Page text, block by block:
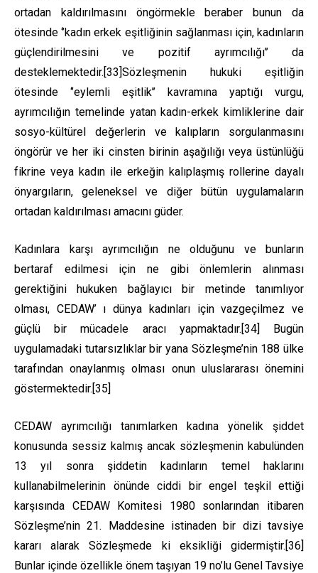
ortadan kaldırılmasını öngörmekle beraber bunun da
ötesinde ‘’kadın erkek eşitliğinin sağlanması için, kadınların
güçlendirilmesini ve pozitif ayrımcılığı’’ da
desteklemektedir.[33]Sözleşmenin hukuki eşitliğin
ötesinde ‘’eylemli eşitlik’’ kavramına yaptığı vurgu,
ayrımcılığın temelinde yatan kadın-erkek kimliklerine dair
sosyo-kültürel değerlerin ve kalıpların sorgulanmasını
öngörür ve her iki cinsten birinin aşağılığı veya üstünlüğü
fikrine veya kadın ile erkeğin kalıplaşmış rollerine dayalı
önyargıların, geleneksel ve diğer bütün uygulamaların
ortadan kaldırılması amacını güder.
Kadınlara karşı ayrımcılığın ne olduğunu ve bunların
bertaraf edilmesi için ne gibi önlemlerin alınması
gerektiğini hukuken bağlayıcı bir metinde tanımlıyor
olması, CEDAW’ ı dünya kadınları için vazgeçilmez ve
güçlü bir mücadele aracı yapmaktadır.[34] Bugün
uygulamadaki tutarsızlıklar bir yana Sözleşme’nin 188 ülke
tarafından onaylanmış olması onun uluslararası önemini
göstermektedir.[35]
CEDAW ayrımcılığı tanımlarken kadına yönelik şiddet
konusunda sessiz kalmış ancak sözleşmenin kabulünden
13 yıl sonra şiddetin kadınların temel haklarını
kullanabilmelerinin önünde ciddi bir engel teşkil ettiği
karşısında CEDAW Komitesi 1980 sonlarından itibaren
Sözleşme’nin 21. Maddesine istinaden bir dizi tavsiye
kararı alarak Sözleşmede ki eksikliği gidermiştir.[36]
Bunlar içinde özellikle önem taşıyan 19 no’lu Genel Tavsiye